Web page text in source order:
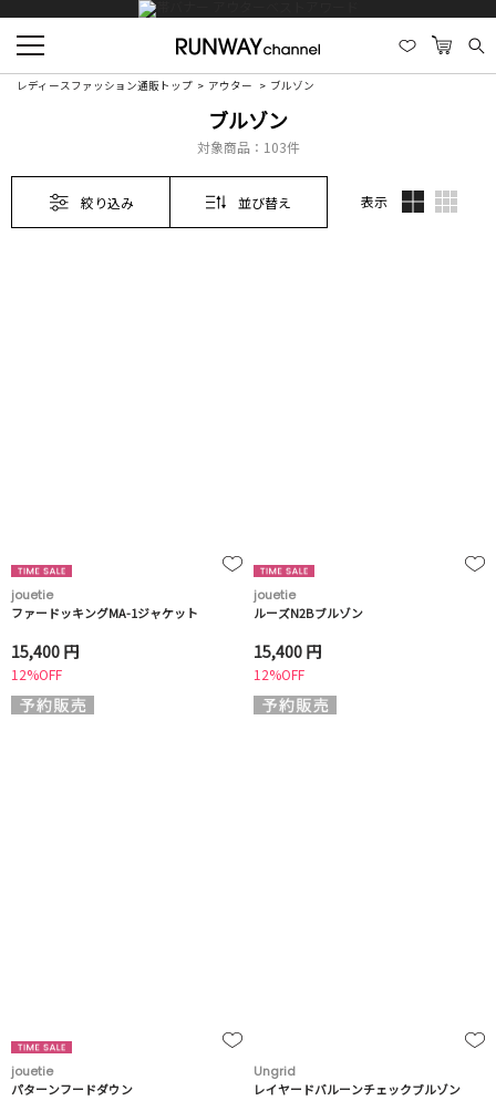
レディースファッション通販トップ アウター ブルゾン
ブルゾン
対象商品： 103件
絞り込み 並び替え 表示
jouetie
ファードッキングMA-1ジャケット
15,400 円
12%OFF
jouetie
ルーズN2Bブルゾン
15,400 円
12%OFF
jouetie
パターンフードダウン
Ungrid
レイヤードバルーンチェックブルゾン